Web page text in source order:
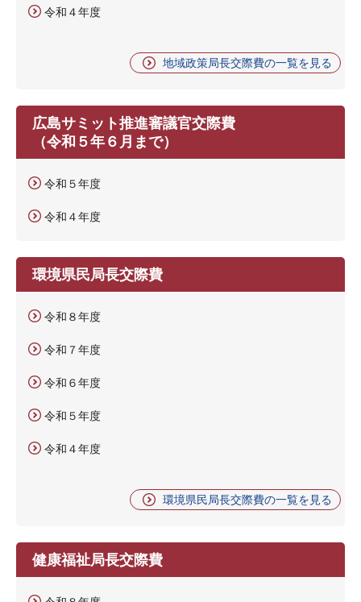
令和４年度
地域政策局長交際費の一覧を見る
広島サミット推進審議官交際費
（令和５年６月まで）
令和５年度
令和４年度
環境県民局長交際費
令和８年度
令和７年度
令和６年度
令和５年度
令和４年度
環境県民局長交際費の一覧を見る
健康福祉局長交際費